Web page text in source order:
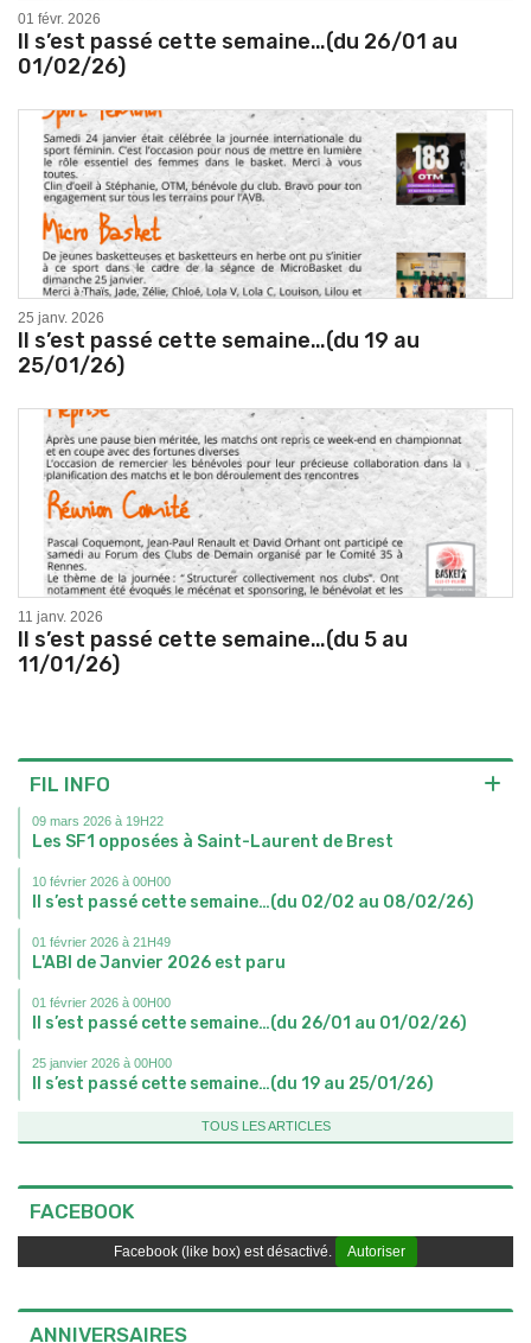
01 févr. 2026
Il s’est passé cette semaine…(du 26/01 au
01/02/26)
25 janv. 2026
Il s’est passé cette semaine…(du 19 au
25/01/26)
11 janv. 2026
Il s’est passé cette semaine…(du 5 au
11/01/26)
FIL INFO
09 mars 2026 à 19H22
Les SF1 opposées à Saint-Laurent de Brest
10 février 2026 à 00H00
Il s’est passé cette semaine…(du 02/02 au 08/02/26)
01 février 2026 à 21H49
L'ABI de Janvier 2026 est paru
01 février 2026 à 00H00
Il s’est passé cette semaine…(du 26/01 au 01/02/26)
25 janvier 2026 à 00H00
Il s’est passé cette semaine…(du 19 au 25/01/26)
TOUS LES ARTICLES
FACEBOOK
Facebook (like box) est désactivé. Autoriser
ANNIVERSAIRES